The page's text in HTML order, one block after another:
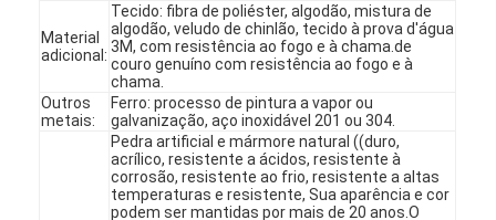
Produtos
Vídeos
Espetáculo VR
Sobre Nós
Material
adicional:
Tecido: fibra de poliéster, algodão, mistura de
algodão, veludo de chinlão, tecido à prova d'água
3M, com resistência ao fogo e à chama.de
couro genuíno com resistência ao fogo e à
chama.
Outros
metais:
Ferro: processo de pintura a vapor ou
galvanização, aço inoxidável 201 ou 304.
Pedra artificial e mármore natural ((duro,
acrílico, resistente a ácidos, resistente à
corrosão, resistente ao frio, resistente a altas
temperaturas e resistente, Sua aparência e cor
podem ser mantidas por mais de 20 anos.O